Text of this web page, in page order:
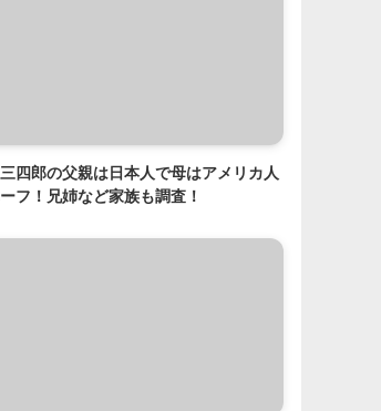
四郎の父親は日本人で母はアメリカ人
フ！兄姉など家族も調査！